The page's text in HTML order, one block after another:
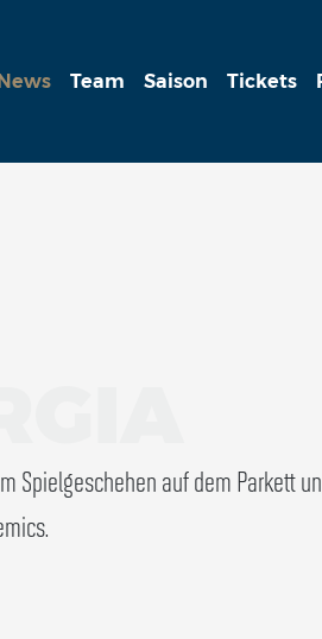
Team Saison Tickets
Spielgeschehen auf dem Parkett